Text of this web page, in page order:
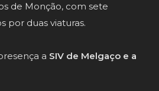
de Monção, com sete
por duas viaturas.
a SIV de Melgaço e a